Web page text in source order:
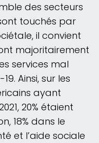
des secteurs
touchés par
il convient
majoritairement
services mal
Ainsi, sur les
ayant
20% étaient
18% dans le
et l’aide sociale